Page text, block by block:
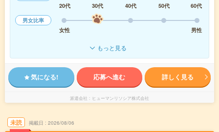
20代
30代 40代 50代
60代
男女比率
女性
男性
もっと見る
気になる! 応募へ進む 詳しく見る
派遣会社 ヒューマンリソシア株式会社
未読 掲載日 2026/08/06